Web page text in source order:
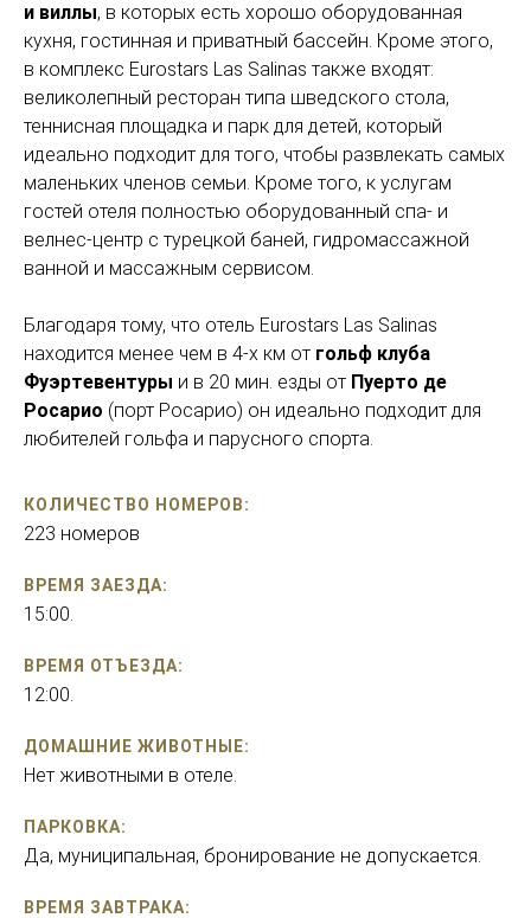
и виллы, в которых есть хорошо оборудованная
кухня, гостинная и приватный бассейн. Кроме этого,
в комплекс Eurostars Las Salinas также входят:
великолепный ресторан типа шведского стола,
теннисная площадка и парк для детей, который
идеально подходит для того, чтобы развлекать самых
маленьких членов семьи. Кроме того, к услугам
гостей отеля полностью оборудованный спа- и
велнес-центр с турецкой баней, гидромассажной
ванной и массажным сервисом.
Благодаря тому, что отель Eurostars Las Salinas
находится менее чем в 4-х км от гольф клуба
Фуэртевентуры и в 20 мин. езды от Пуерто де
Росарио (порт Росарио) он идеально подходит для
любителей гольфа и парусного спорта.
КОЛИЧЕСТВО НОМЕРОВ:
223 номеров
ВРЕМЯ ЗАЕЗДА:
15:00.
ВРЕМЯ ОТЪЕЗДА:
12:00.
ДОМАШНИЕ ЖИВОТНЫЕ:
Нет животными в отеле.
ПАРКОВКА:
Да, муниципальная, бронирование не допускается.
ВРЕМЯ ЗАВТРАКА: